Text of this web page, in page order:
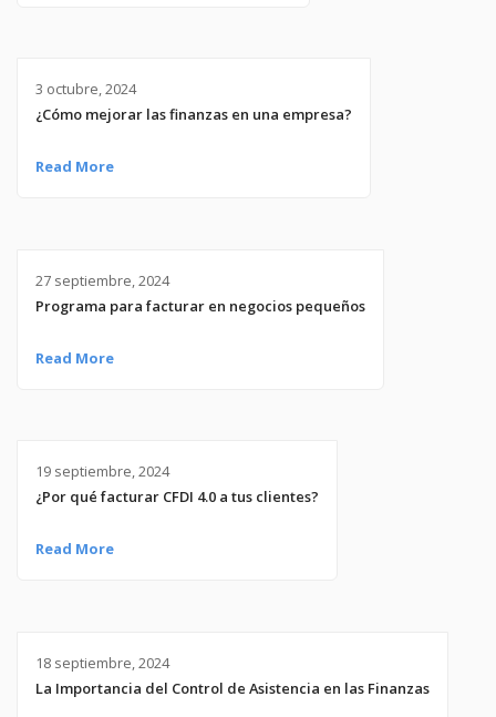
3 octubre, 2024
¿Cómo mejorar las finanzas en una empresa?
Read More
27 septiembre, 2024
Programa para facturar en negocios pequeños
Read More
19 septiembre, 2024
¿Por qué facturar CFDI 4.0 a tus clientes?
Read More
18 septiembre, 2024
La Importancia del Control de Asistencia en las Finanzas